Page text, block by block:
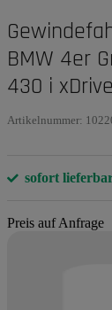
BMW 4er
430 i xDrive
Artikelnummer:
sofort
Preis auf Anfrage